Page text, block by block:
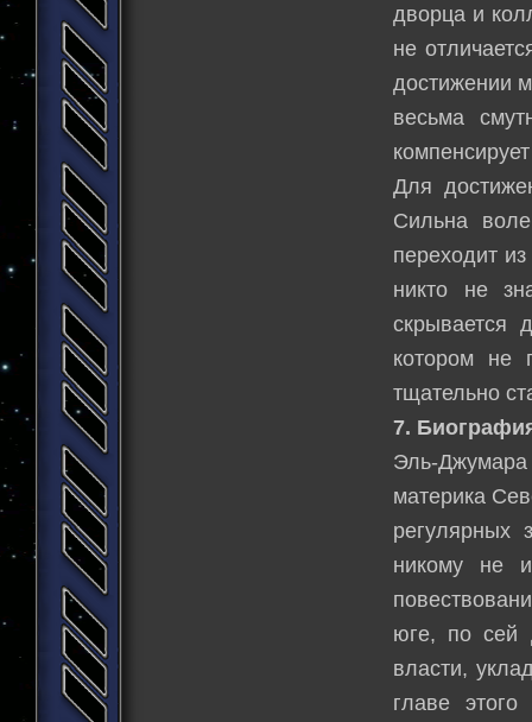
дворца и
не
достижении
весьма
Для
Сильна
переходит
никто не
скрывается
котором не
тщательно
7.
Эль-
материка
регулярных
никому не
юге, по сей
власти,
главе